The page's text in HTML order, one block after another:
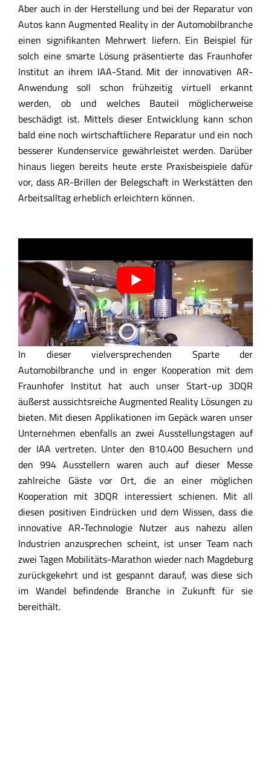
Aber auch in der Herstellung und bei der Reparatur von
Autos kann Augmented Reality in der Automobilbranche
einen signifikanten Mehrwert liefern. Ein Beispiel für
solch eine smarte Lösung präsentierte das Fraunhofer
Institut an ihrem IAA-Stand. Mit der innovativen AR-
Anwendung soll schon frühzeitig virtuell erkannt
werden, ob und welches Bauteil möglicherweise
beschädigt ist. Mittels dieser Entwicklung kann schon
bald eine noch wirtschaftlichere Reparatur und ein noch
besserer Kundenservice gewährleistet werden. Darüber
hinaus liegen bereits heute erste Praxisbeispiele dafür
vor, dass AR-Brillen der Belegschaft in Werkstätten den
Arbeitsalltag erheblich erleichtern können.
In dieser vielversprechenden Sparte der
Automobilbranche und in enger Kooperation mit dem
Fraunhofer Institut hat auch unser Start-up 3DQR
äußerst aussichtsreiche Augmented Reality Lösungen zu
bieten. Mit diesen Applikationen im Gepäck waren unser
Unternehmen ebenfalls an zwei Ausstellungstagen auf
der IAA vertreten. Unter den 810.400 Besuchern und
den 994 Ausstellern waren auch auf dieser Messe
zahlreiche Gäste vor Ort, die an einer möglichen
Kooperation mit 3DQR interessiert schienen. Mit all
diesen positiven Eindrücken und dem Wissen, dass die
innovative AR-Technologie Nutzer aus nahezu allen
Industrien anzusprechen scheint, ist unser Team nach
zwei Tagen Mobilitäts-Marathon wieder nach Magdeburg
zurückgekehrt und ist gespannt darauf, was diese sich
im Wandel befindende Branche in Zukunft für sie
bereithält.